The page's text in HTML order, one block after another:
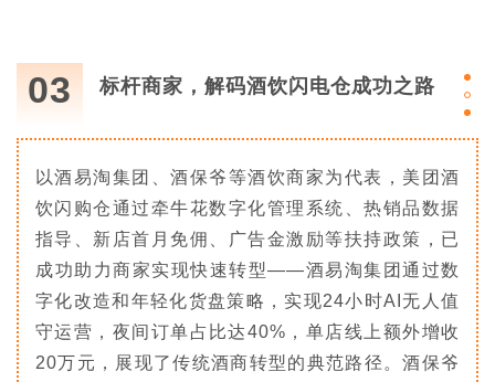
03 标杆商家，解码酒饮闪电仓成功之路
以酒易淘集团、酒保爷等酒饮商家为代表，美团酒
饮闪购仓通过牵牛花数字化管理系统、热销品数据
指导、新店首月免佣、广告金激励等扶持政策，已
成功助力商家实现快速转型——酒易淘集团通过数
字化改造和年轻化货盘策略，实现24小时AI无人值
守运营，夜间订单占比达40%，单店线上额外增收
20万元，展现了传统酒商转型的典范路径。酒保爷